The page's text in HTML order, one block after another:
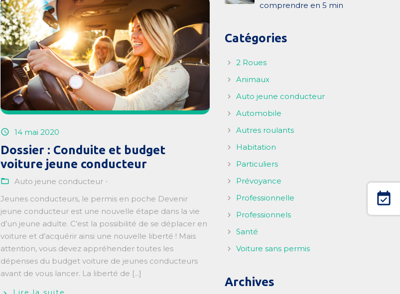
14 mai 2020
Dossier : Conduite et budget
voiture jeune conducteur
Auto jeune conducteur
Jeunes conducteurs, le permis en poche Devenir
jeune conducteur est une nouvelle étape dans la vie
d’un jeune adulte. C’est la possibilité de se déplacer en
voiture et d’acquérir ainsi une nouvelle liberté ! Mais
attention, vous devez appréhender toutes les
dépenses du budget voiture de jeunes conducteurs
avant de vous lancer. La liberté de [...]
comprendre en 5 min
Catégories
2 Roues
Animaux
Auto jeune conducteur
Automobile
Autres roulants
Habitation
Particuliers
Prévoyance
Professionnelle
Professionnels
Santé
Voiture sans permis
Archives
event_available